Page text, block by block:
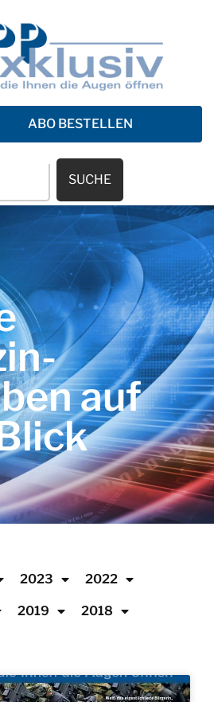
ABO BESTELLEN
SUCHE
auf
2023 2022
2019 2018